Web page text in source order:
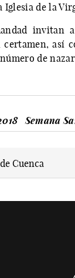
Iglesia de la
invitan
así
de
Semana